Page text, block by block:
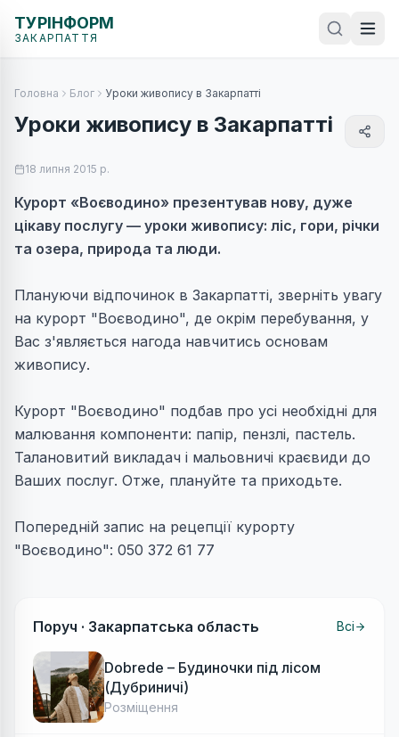
ТУРІНФОРМ
ЗАКАРПАТТЯ
Головна Блог Уроки живопису в Закарпатті
Уроки живопису в Закарпатті
18 липня 2015 р.
Курорт «Воєводино» презентував нову, дуже
цікаву послугу — уроки живопису: ліс, гори, річки
та озера, природа та люди.
Плануючи відпочинок в Закарпатті, зверніть увагу
на курорт "Воєводино", де окрім перебування, у
Вас з'являється нагода навчитись основам
живопису.
Курорт "Воєводино" подбав про усі необхідні для
малювання компоненти: папір, пензлі, пастель.
Талановитий викладач і мальовничі краєвиди до
Ваших послуг. Отже, плануйте та приходьте.
Попередній запис на рецепції курорту
"Воєводино": 050 372 61 77
Поруч · Закарпатська область Всі
Dobrede – Будиночки під лісом
(Дубриничі)
Розміщення